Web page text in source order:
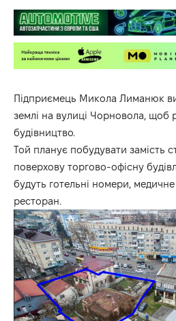
Підприємець Микола Лиманюк
землі на вулиці Чорновола, щоб
будівництво.
Той планує побудувати замість
поверхову торгово-офісну
будуть готельні номери,
ресторан.